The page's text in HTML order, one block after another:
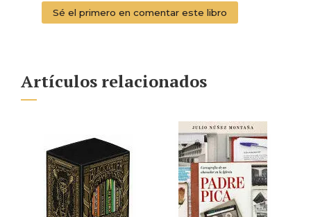
Sé el primero en comentar este libro
Artículos relacionados